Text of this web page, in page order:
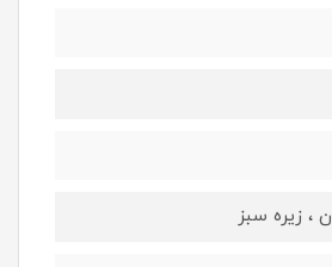
، زیره سبز